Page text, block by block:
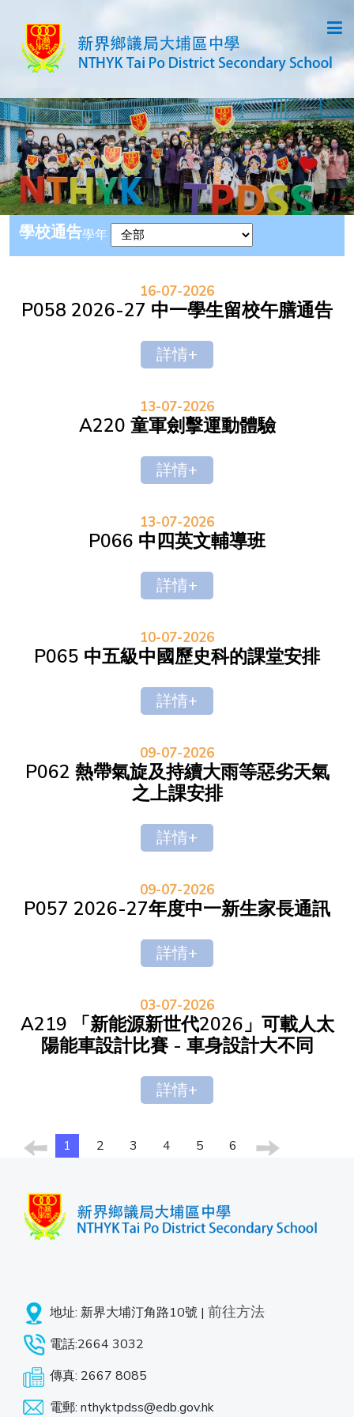
學校通告學年
16-07-2026
P058 2026-27 中一學生留校午膳通告
詳情+
13-07-2026
A220 童軍劍擊運動體驗
詳情+
13-07-2026
P066 中四英文輔導班
詳情+
10-07-2026
P065 中五級中國歷史科的課堂安排
詳情+
09-07-2026
P062 熱帶氣旋及持續大雨等惡劣天氣
之上課安排
詳情+
09-07-2026
P057 2026-27年度中一新生家長通訊
詳情+
03-07-2026
A219 「新能源新世代2026」可載人太
陽能車設計比賽 - 車身設計大不同
詳情+
1 2 3 4 5 6
地址: 新界大埔汀角路10號 | 前往方法
電話:2664 3032
傳真: 2667 8085
電郵: nthyktpdss@edb.gov.hk